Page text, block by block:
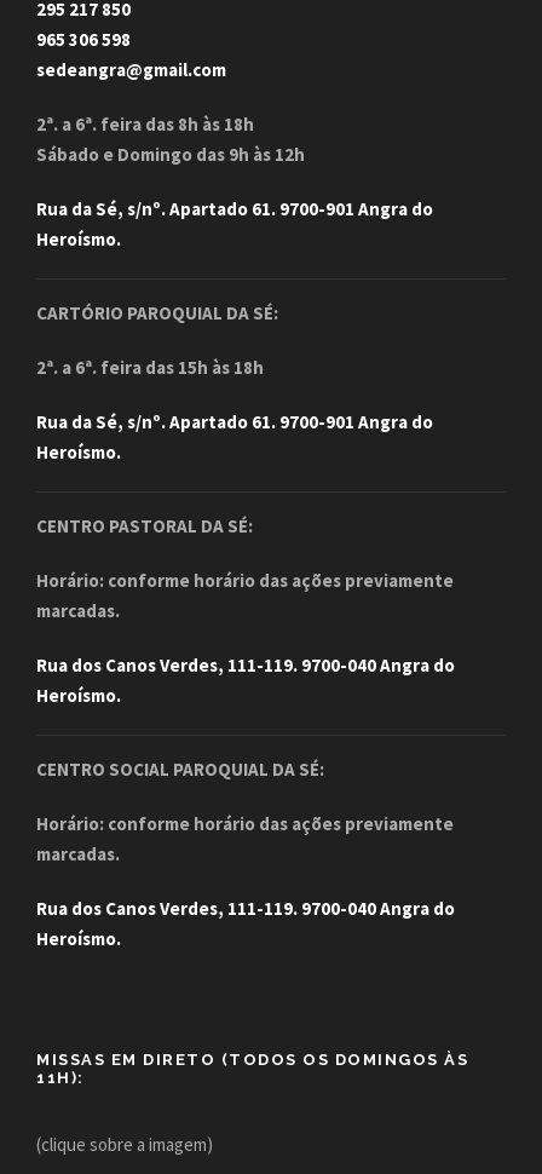
295 217 850
965 306 598
sedeangra@gmail.com
2ª. a 6ª. feira das 8h às 18h
Sábado e Domingo das 9h às 12h
Rua da Sé, s/nº. Apartado 61. 9700-901 Angra do
Heroísmo.
CARTÓRIO PAROQUIAL DA SÉ:
2ª. a 6ª. feira das 15h às 18h
Rua da Sé, s/nº. Apartado 61. 9700-901 Angra do
Heroísmo.
CENTRO PASTORAL DA SÉ:
Horário: conforme horário das ações previamente
marcadas.
Rua dos Canos Verdes, 111-119. 9700-040 Angra do
Heroísmo.
CENTRO SOCIAL PAROQUIAL DA SÉ:
Horário: conforme horário das ações previamente
marcadas.
Rua dos Canos Verdes, 111-119. 9700-040 Angra do
Heroísmo.
MISSAS EM DIRETO (TODOS OS DOMINGOS ÀS
11H):
(clique sobre a imagem)